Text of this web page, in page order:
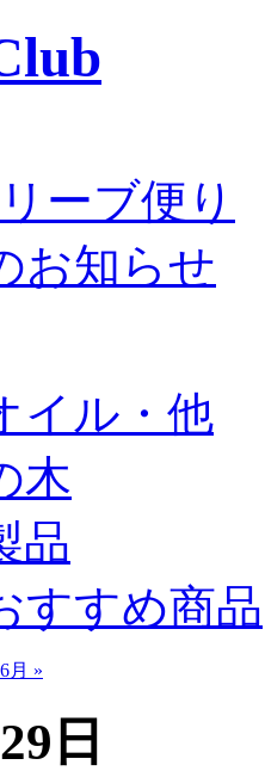
ーブ便り
お知らせ
イル・他
木
品
すすめ商品
月 »
日